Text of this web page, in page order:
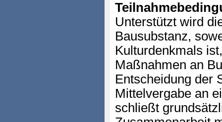
Unterstützt wird
Bausubstanz,
Kulturdenkmals
Maßnahmen an
Entscheidung der
Mittelvergabe an
schließt